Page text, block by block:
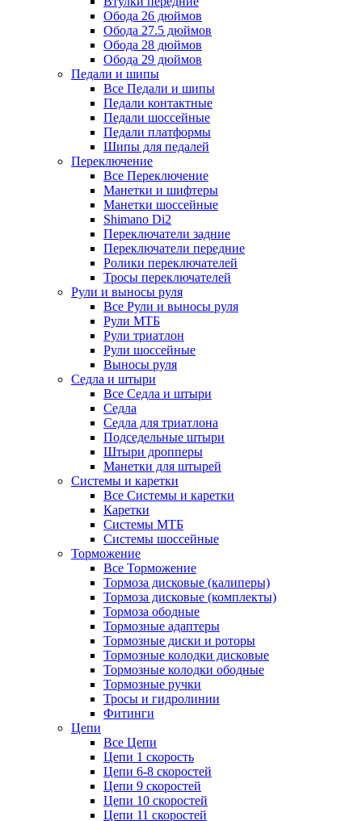
Обода 26 дюймов
Обода 27.5 дюймов
Обода 28 дюймов
Обода 29 дюймов
Педали и шипы
Все Педали и шипы
Педали контактные
Педали шоссейные
Педали платформы
Шипы для педалей
Переключение
Все Переключение
Манетки и шифтеры
Манетки шоссейные
Shimano Di2
Переключатели задние
Переключатели передние
Ролики переключателей
Тросы переключателей
Рули и выносы руля
Все Рули и выносы руля
Рули МТБ
Рули триатлон
Рули шоссейные
Выносы руля
Седла и штыри
Все Седла и штыри
Седла
Седла для триатлона
Подседельные штыри
Штыри дропперы
Манетки для штырей
Системы и каретки
Все Системы и каретки
Каретки
Системы МТБ
Системы шоссейные
Торможение
Все Торможение
Тормоза дисковые (калиперы)
Тормоза дисковые (комплекты)
Тормоза ободные
Тормозные адаптеры
Тормозные диски и роторы
Тормозные колодки дисковые
Тормозные колодки ободные
Тормозные ручки
Тросы и гидролинии
Фитинги
Цепи
Все Цепи
Цепи 1 скорость
Цепи 6-8 скоростей
Цепи 9 скоростей
Цепи 10 скоростей
Цепи 11 скоростей